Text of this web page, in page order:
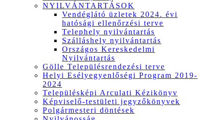
NYILVÁNTARTÁSOK
Vendéglátó üzletek 2024. évi
hatósági ellenőrzési terve
Telephely nyilvántartás
Szálláshely nyilvántartás
Országos Kereskedelmi
Nyilvántartás
Gölle Településrendezési terve
Helyi Esélyegyenlőségi Program 2019-
2024
Településképi Arculati Kézikönyv
Képviselő-testületi jegyzőkönyvek
Polgármesteri döntések